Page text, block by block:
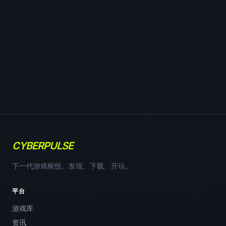
CYBERPULSE
下一代游戏枢纽。发现、下载、开玩。
平台
游戏库
资讯